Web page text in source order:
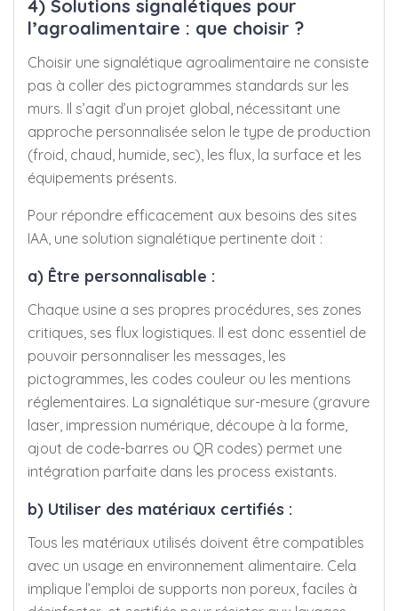
4) Solutions signalétiques pour
l’agroalimentaire : que choisir ?
Choisir une signalétique agroalimentaire ne consiste
pas à coller des pictogrammes standards sur les
murs. Il s’agit d’un projet global, nécessitant une
approche personnalisée selon le type de production
(froid, chaud, humide, sec), les flux, la surface et les
équipements présents.
Pour répondre efficacement aux besoins des sites
IAA, une solution signalétique pertinente doit :
a) Être personnalisable :
Chaque usine a ses propres procédures, ses zones
critiques, ses flux logistiques. Il est donc essentiel de
pouvoir personnaliser les messages, les
pictogrammes, les codes couleur ou les mentions
réglementaires. La signalétique sur-mesure (gravure
laser, impression numérique, découpe à la forme,
ajout de code-barres ou QR codes) permet une
intégration parfaite dans les process existants.
b) Utiliser des matériaux certifiés :
Tous les matériaux utilisés doivent être compatibles
avec un usage en environnement alimentaire. Cela
implique l’emploi de supports non poreux, faciles à